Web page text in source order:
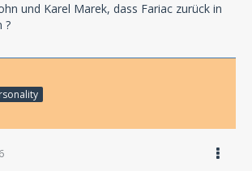
und Karel Marek, dass Fariac zurück in
?